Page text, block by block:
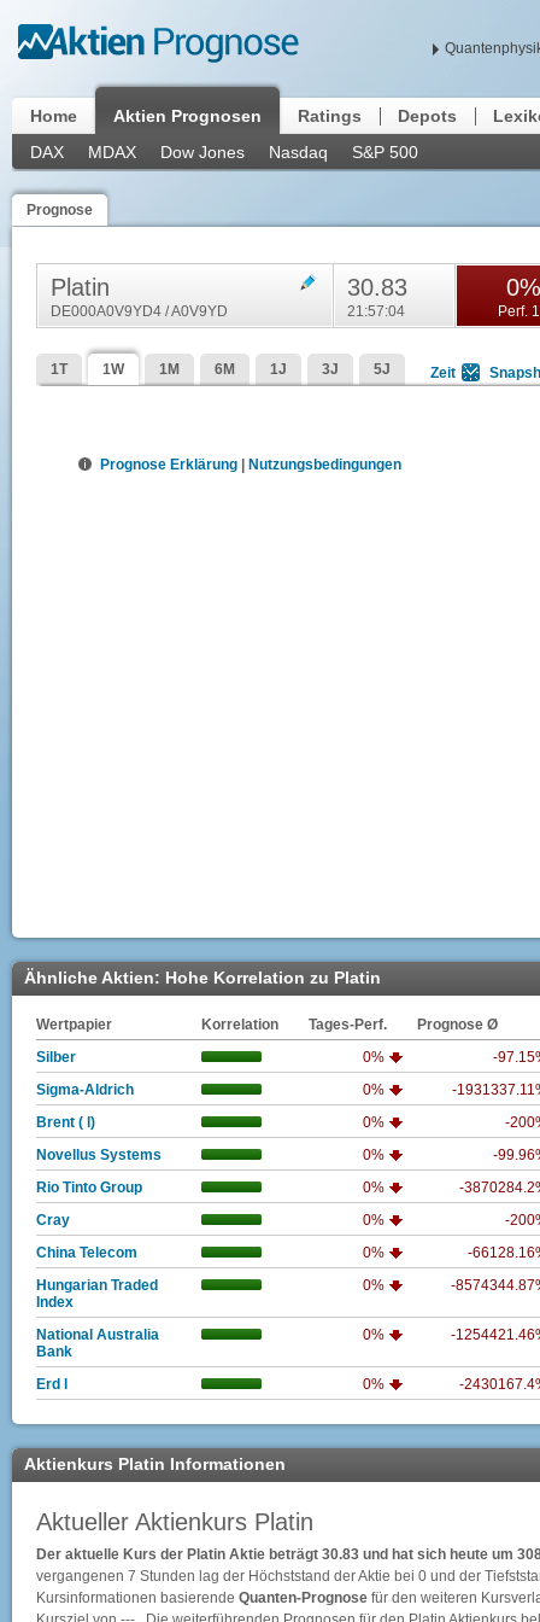
Home
Aktien Prognosen
DAX
MDAX Dow Jones Nasdaq S&P 500
Ratings Depots
Prognose
Platin
DE000A0V9YD4 / A0V9YD
30.83
21:57:04
0%
Perf.
1T 1W 1M 6M 1J 3J 5J Zeit
Prognose Erklärung Nutzungsbedingungen
Ähnliche Aktien: Hohe Korrelation zu Platin
Wertpapier Korrelation Tages-Perf.
Prognose Ø
Silber
0%
-
Sigma-Aldrich
0%
-
Brent ( l)
0%
-
Novellus Systems
0%
-
Rio Tinto Group
0%
-
Cray
0%
-
China Telecom
0%
-
Hungarian Traded
Index
0% -
National Australia
Bank
0% -
Erd l 0% -
Aktienkurs Platin Informationen
Aktueller Aktienkurs Platin
Der aktuelle Kurs der Platin Aktie beträgt 30.83 und hat sich heute um
vergangenen 7 Stunden lag der Höchststand der Aktie bei 0 und der
Kursinformationen basierende Quanten-Prognose für den weiteren